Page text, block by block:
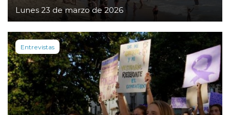
Lunes 23 de marzo de 2026
Entrevistas